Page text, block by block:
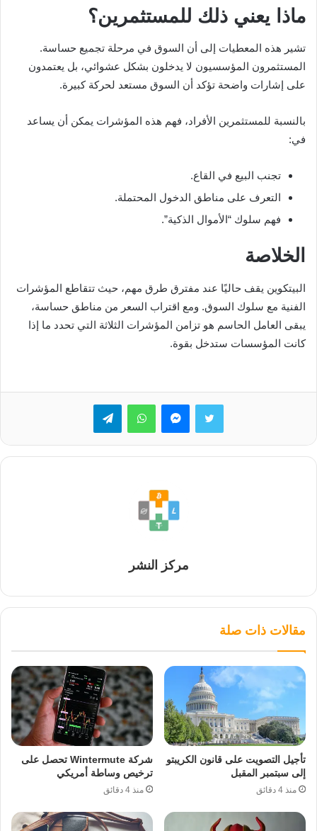
ماذا يعني ذلك للمستثمرين؟
تشير هذه المعطيات إلى أن السوق في مرحلة تجميع حساسة.
المستثمرون المؤسسيون لا يدخلون بشكل عشوائي، بل يعتمدون
على إشارات واضحة تؤكد أن السوق مستعد لحركة كبيرة.
بالنسبة للمستثمرين الأفراد، فهم هذه المؤشرات يمكن أن يساعد
في:
تجنب البيع في القاع.
التعرف على مناطق الدخول المحتملة.
فهم سلوك “الأموال الذكية”.
الخلاصة
البيتكوين يقف حاليًا عند مفترق طرق مهم، حيث تتقاطع المؤشرات
الفنية مع سلوك السوق. ومع اقتراب السعر من مناطق حساسة،
يبقى العامل الحاسم هو تزامن المؤشرات الثلاثة التي تحدد ما إذا
كانت المؤسسات ستدخل بقوة.
تويتر ماسنجرواتساب تيلقرام
مركز النشر
مقالات ذات صلة
تأجيل التصويت على قانون الكريبتو
إلى سبتمبر المقبل
منذ 4 دقائق
شركة Wintermute تحصل على
ترخيص وساطة أمريكي
منذ 4 دقائق